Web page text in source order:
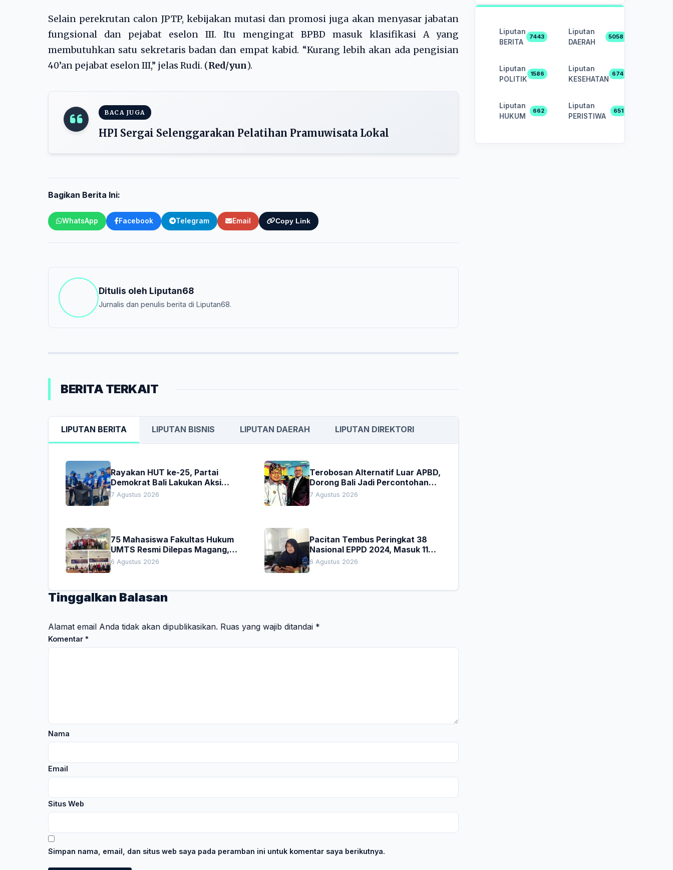
Selain perekrutan calon JPTP, kebijakan mutasi dan promosi juga akan menyasar jabatan
fungsional dan pejabat eselon III. Itu mengingat BPBD masuk klasifikasi A yang
membutuhkan satu sekretaris badan dan empat kabid. “Kurang lebih akan ada pengisian
40’an pejabat eselon III,” jelas Rudi. (Red/yun).
BACA JUGA
HPI Sergai Selenggarakan Pelatihan Pramuwisata Lokal
Bagikan Berita Ini:
WhatsApp Facebook Telegram Email Copy Link
Ditulis oleh Liputan68
Jurnalis dan penulis berita di Liputan68.
BERITA TERKAIT
LIPUTAN BERITA LIPUTAN BISNIS LIPUTAN DAERAH LIPUTAN DIREKTORI
Rayakan HUT ke-25, Partai
Demokrat Bali Lakukan Aksi
Nyata Pelestarian Lingkungan
7 Agustus 2026
Terobosan Alternatif Luar APBD,
Dorong Bali Jadi Percontohan
Nasional Pembiayaan Daerah
7 Agustus 2026
75 Mahasiswa Fakultas Hukum
UMTS Resmi Dilepas Magang,
Dekan Titip Empat Pesan
6 Agustus 2026
Pacitan Tembus Peringkat 38
Nasional EPPD 2024, Masuk 11
Besar di Jatim
6 Agustus 2026
Tinggalkan Balasan
Alamat email Anda tidak akan dipublikasikan. Ruas yang wajib ditandai *
Komentar *
Nama
Email
Situs Web
Simpan nama, email, dan situs web saya pada peramban ini untuk komentar saya berikutnya.
Liputan
BERITA
7443
Liputan
DAERAH
5058
Liputan
POLITIK
1586
Liputan
KESEHATAN
674
Liputan
HUKUM
662
Liputan
PERISTIWA
651